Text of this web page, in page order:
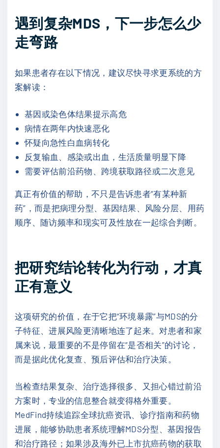
遇到复杂MDS，下一步怎么少
走弯路
如果患者存在以下情况，建议尽快寻求更系统的方
案解读：
基因或染色体结果提示高危
病情在两年内快速恶化
怀疑向急性白血病转化
反复输血、感染或出血，生活质量明显下降
需要评估前沿药物、跨境获取路径或二次意见
真正有价值的帮助，不只是告诉患者“有某种新
药”，而是把病理分型、基因结果、风险分层、用药
顺序、随访频率和现实可及性放在一起综合判断。
把研究结论转化为行动，才真
正有意义
这项研究的价值，在于它把“环境暴露”与MDS的分
子特征、进展风险更清晰地连了起来。对患者和家
属来说，最重要的不是停留在“是否相关”的讨论，
而是据此优化复查、预后评估和治疗决策。
当检查结果复杂、治疗选择很多、又担心错过前沿
方案时，专业的信息整合就变得格外重要。
MedFind持续追踪全球抗癌资讯、诊疗指南和药物
进展，能够协助患者系统理解MDS分型、基因报告
和治疗路径；如果涉及海外已上市抗癌药物的获取